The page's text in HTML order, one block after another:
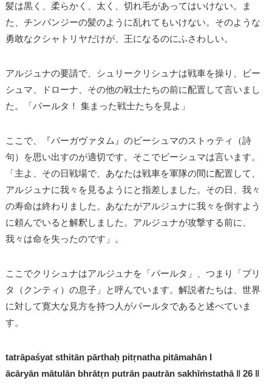
髪は黒く、柔らかく、太く、切れ毛があってはいけない。ま
た、チンパンジーの髪のように乱れてもいけない。そのような
勇敢なクシャトリヤだけが、王になるのにふさわしい。
アルジュナの要請で、シュリークリシュナは戦車を操り、ビー
シュマ、ドローナ、その他の戦士たちの前に配置して言いまし
た。「パールタ！ 集まった戦士たちを見よ」
ここで、『バーガヴァタム』のビーシュマのストゥティ（詩
句）を思い出すのが適切です。そこでビーシュマは言います。
「主よ、その日戦場で、あなたは戦車を軍隊の間に配置して、
アルジュナに我々を見るようにと指差しました。その日、我々
の寿命は終わりました。あなたがアルジュナに我々を倒すよう
に頼んでいると解釈しました。アルジュナが攻撃する前に、
我々は命を失ったのです」。
ここでクリシュナはアルジュナを「パールタ」、つまり「プリ
タ（クンティ）の息子」と呼んでいます。解説者たちは、世界
に対して寛大な見方を持つ人がパールタであると述べていま
す。
tatrāpaśyat sthitān pārthaḥ pitṛnatha pitāmahān I
ācāryān mātulān bhrātṛn putrān pautrān sakhīṁstathā ǁ 26 ǁ